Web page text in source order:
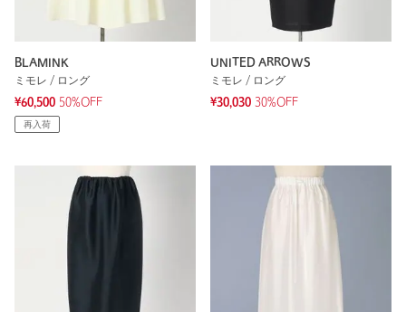
BLAMINK
ミモレ / ロング
¥60,500 50%OFF
再入荷
UNITED ARROWS
ミモレ / ロング
¥30,030 30%OFF